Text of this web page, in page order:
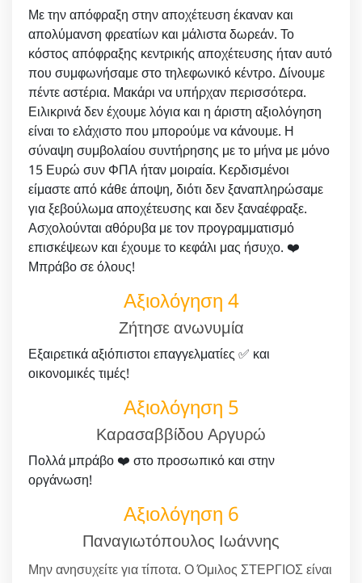
Με την απόφραξη στην αποχέτευση έκαναν και
απολύμανση φρεατίων και μάλιστα δωρεάν. Το
κόστος απόφραξης κεντρικής αποχέτευσης ήταν αυτό
που συμφωνήσαμε στο τηλεφωνικό κέντρο. Δίνουμε
πέντε αστέρια. Μακάρι να υπήρχαν περισσότερα.
Ειλικρινά δεν έχουμε λόγια και η άριστη αξιολόγηση
είναι το ελάχιστο που μπορούμε να κάνουμε. Η
σύναψη συμβολαίου συντήρησης με το μήνα με μόνο
15 Ευρώ συν ΦΠΑ ήταν μοιραία. Κερδισμένοι
είμαστε από κάθε άποψη, διότι δεν ξαναπληρώσαμε
για ξεβούλωμα αποχέτευσης και δεν ξαναέφραξε.
Ασχολούνται αθόρυβα με τον προγραμματισμό
επισκέψεων και έχουμε το κεφάλι μας ήσυχο. ❤️
Μπράβο σε όλους!
Αξιολόγηση 4
Ζήτησε ανωνυμία
Εξαιρετικά αξιόπιστοι επαγγελματίες ✅ και
οικονομικές τιμές!
Αξιολόγηση 5
Καρασαββίδου Αργυρώ
Πολλά μπράβο ❤️ στο προσωπικό και στην
οργάνωση!
Αξιολόγηση 6
Παναγιωτόπουλος Ιωάννης
Μην ανησυχείτε για τίποτα. Ο Όμιλος ΣΤΕΡΓΙΟΣ είναι